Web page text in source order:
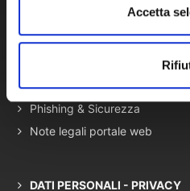
Accetta
Contatti - PEC - Webmaster
Informativa sui Cookie
Phishing & Sicurezza
Note legali portale web
DATI PERSONALI - PRIVACY